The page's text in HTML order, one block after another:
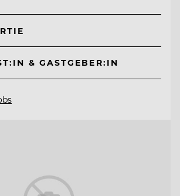
& GASTGEBER:IN